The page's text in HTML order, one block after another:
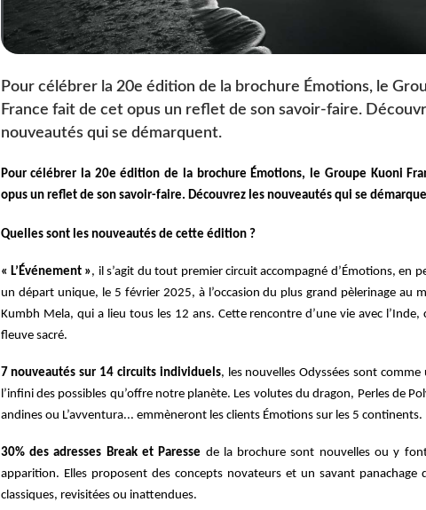
Pour célébrer la 20e édition de la brochure Émotions, le
France fait de cet opus un reflet de son savoir-faire.
nouveautés qui se démarquent.
Pour célébrer la 20e édition de la brochure Émotions,
le Groupe Kuoni
opus un reflet de son savoir-faire. Découvrez les nouveautés qui se
Quelles sont les nouveautés de cette édition ?
« L’Événement », il s’agit du tout premier circuit accompagné d’Émotions, en
un départ unique, le 5 février 2025, à l’occasion du plus grand pèlerinage au
Kumbh Mela, qui a lieu tous les 12 ans. Cette rencontre d’une vie avec l’Inde,
fleuve sacré.
7 nouveautés sur 14 circuits individuels, les nouvelles Odyssées sont comme
l’infini des possibles qu’offre notre planète. Les volutes du dragon, Perles de
andines ou L’avventura... emmèneront les clients Émotions sur les 5 continents.
30% des adresses Break et Paresse de la brochure sont nouvelles ou y
apparition. Elles proposent des concepts novateurs et un savant panachage
classiques, revisitées ou inattendues.